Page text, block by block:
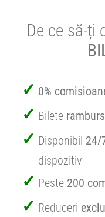
De ce să-ți
0%
Bilete
Disponibil 24/
dispozitiv
Peste 200
Reduceri